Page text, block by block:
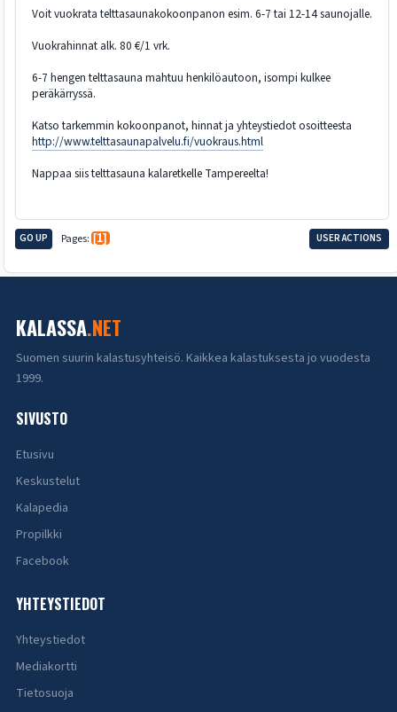
Voit vuokrata telttasaunakokoonpanon esim. 6-7 tai 12-14 saunojalle.
Vuokrahinnat alk. 80 €/1 vrk.
6-7 hengen telttasauna mahtuu henkilöautoon, isompi kulkee
peräkärryssä.
Katso tarkemmin kokoonpanot, hinnat ja yhteystiedot osoitteesta
http://www.telttasaunapalvelu.fi/vuokraus.html
Nappaa siis telttasauna kalaretkelle Tampereelta!
GO UP Pages 1 USER ACTIONS
KALASSA.NET
Suomen suurin kalastusyhteisö. Kaikkea kalastuksesta jo vuodesta
1999.
SIVUSTO
Etusivu
Keskustelut
Kalapedia
Propilkki
Facebook
YHTEYSTIEDOT
Yhteystiedot
Mediakortti
Tietosuoja